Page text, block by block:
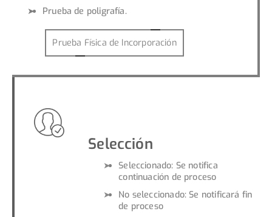
Prueba de poligrafía.
Prueba Física de Incorporación
Selección
Seleccionado: Se notifica
continuación de proceso
No seleccionado: Se notificará fin
de proceso